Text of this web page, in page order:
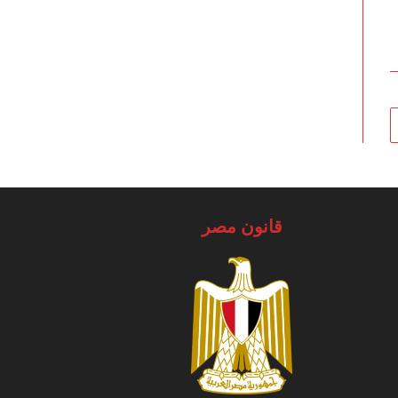
Go to the next
قانون مصر